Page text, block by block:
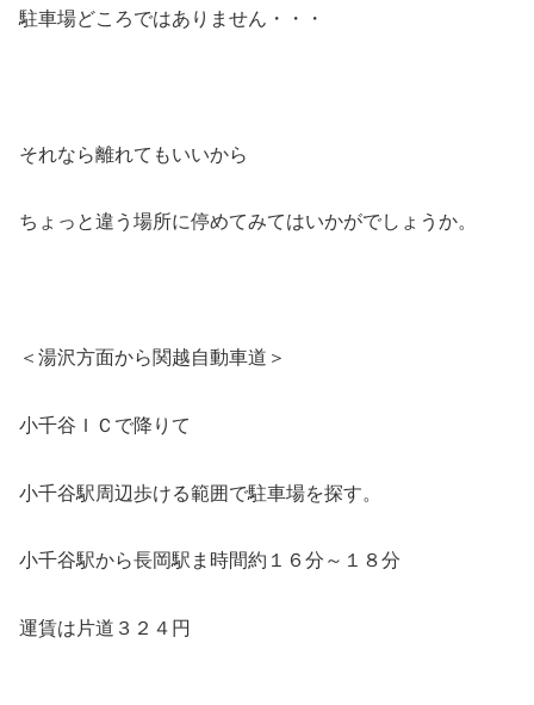
駐車場どころではありません・・・
それなら離れてもいいから
ちょっと違う場所に停めてみてはいかがでしょうか。
＜湯沢方面から関越自動車道＞
小千谷ＩＣで降りて
小千谷駅周辺歩ける範囲で駐車場を探す。
小千谷駅から長岡駅ま時間約１６分～１８分
運賃は片道３２４円